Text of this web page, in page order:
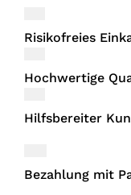
Risikofreies
Hochwertige
Hilfsbereiter
Bezahlung mit